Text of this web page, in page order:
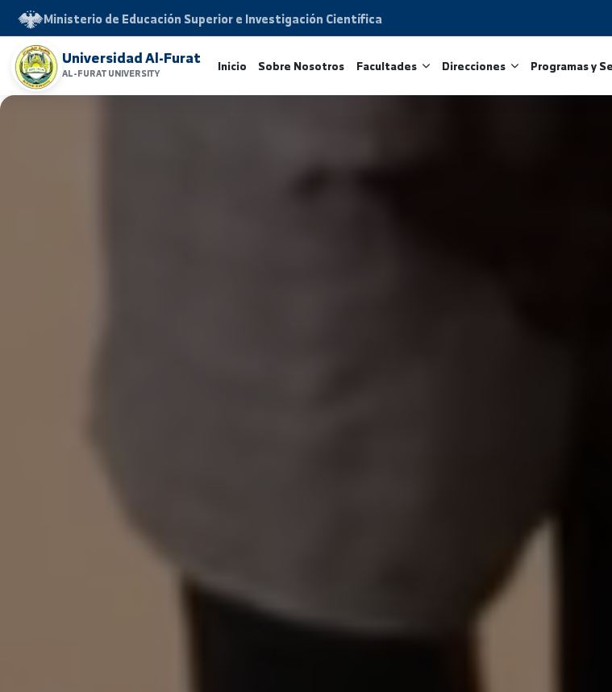
Ministerio de Educación Superior e Investigación Científica
Universidad Al-Furat
AL-FURAT UNIVERSITY Inicio Sobre Nosotros Facultades Direcciones
www.alfuratuniv.edu.sy